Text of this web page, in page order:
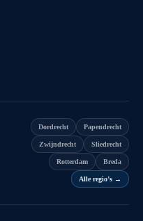
Dordrecht Papendrecht
Zwijndrecht Sliedrecht
Rotterdam Breda
Alle regio’s →